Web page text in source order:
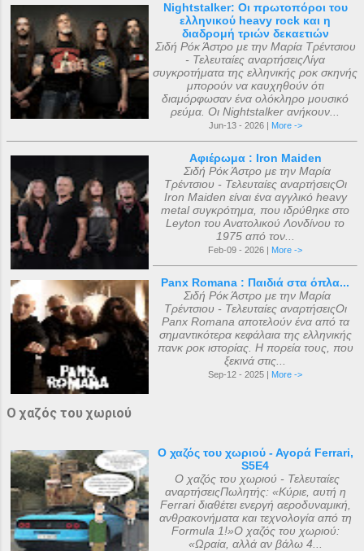
Nightstalker: Οι πρωτοπόροι του
ελληνικού heavy rock και η
διαδρομή τριών δεκαετιών
Σιδή Ρόκ Άστρο με την Μαρία Τρέντσιου
- Τελευταίες αναρτήσειςΛίγα
συγκροτήματα της ελληνικής ροκ σκηνής
μπορούν να καυχηθούν ότι
διαμόρφωσαν ένα ολόκληρο μουσικό
ρεύμα. Οι Nightstalker ανήκουν...
Jun-13 - 2026 | More ->
Αφιέρωμα : Iron Maiden
Σιδή Ρόκ Άστρο με την Μαρία
Τρέντσιου - Τελευταίες αναρτήσειςΟι
Iron Maiden είναι ένα αγγλικό heavy
metal συγκρότημα, που ιδρύθηκε στο
Leyton του Ανατολικού Λονδίνου το
1975 από τον...
Feb-09 - 2026 | More ->
Panx Romana : Παιδιά στα όπλα...
Σιδή Ρόκ Άστρο με την Μαρία
Τρέντσιου - Τελευταίες αναρτήσειςΟι
Panx Romana αποτελούν ένα από τα
σημαντικότερα κεφάλαια της ελληνικής
πανκ ροκ ιστορίας. Η πορεία τους, που
ξεκινά στις...
Sep-12 - 2025 | More ->
Ο χαζός του χωριού
Ο χαζός του χωριού - Αγορά Ferrari,
S5E4
Ο χαζός του χωριού - Τελευταίες
αναρτήσειςΠωλητής: «Κύριε, αυτή η
Ferrari διαθέτει ενεργή αεροδυναμική,
ανθρακονήματα και τεχνολογία από τη
Formula 1!»Ο χαζός του χωριού:
«Ωραία, αλλά αν βάλω 4...